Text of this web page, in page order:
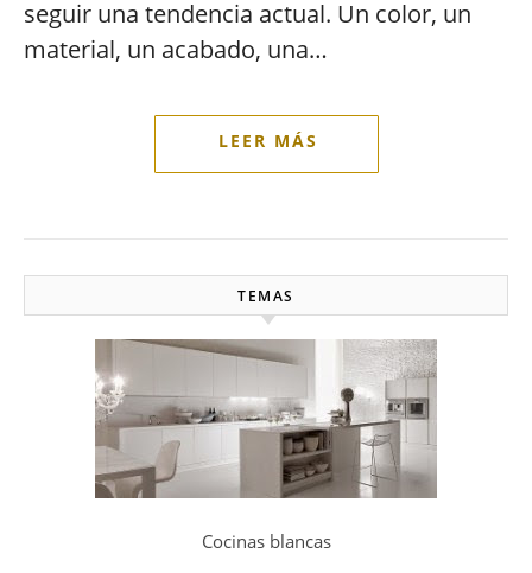
seguir una tendencia actual. Un color, un
material, un acabado, una…
TEMAS
Cocinas blancas